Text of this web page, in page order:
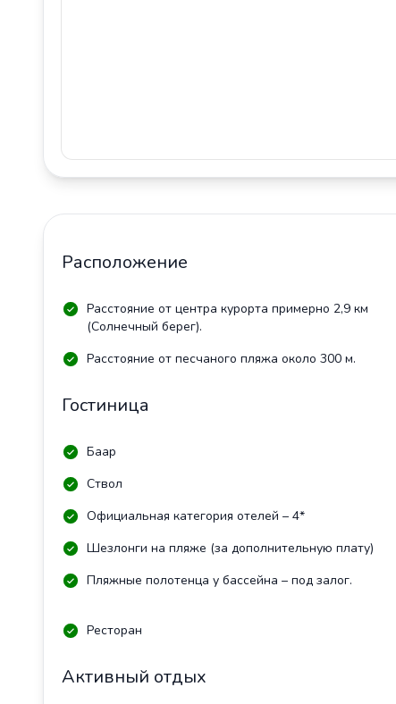
Расположение
Расстояние от центра курорта примерно 2,9 км
(Солнечный берег).
Расстояние от песчаного пляжа около 300 м.
Гостиница
Баар
Ствол
Официальная категория отелей – 4*
Шезлонги на пляже (за дополнительную плату)
Пляжные полотенца у бассейна – под залог.
Ресторан
Активный отдых